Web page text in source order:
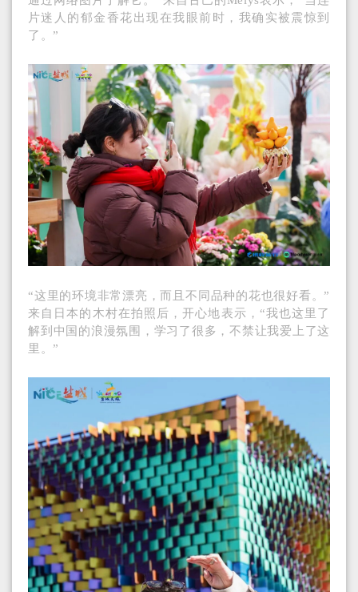
片迷人的郁金香花出现在我眼前时，我确实被震惊到
了。”
“这里的环境非常漂亮，而且不同品种的花也很好看。”
来自日本的木村在拍照后，开心地表示，“我也这里了
解到中国的浪漫氛围，学习了很多，不禁让我爱上了这
里。”